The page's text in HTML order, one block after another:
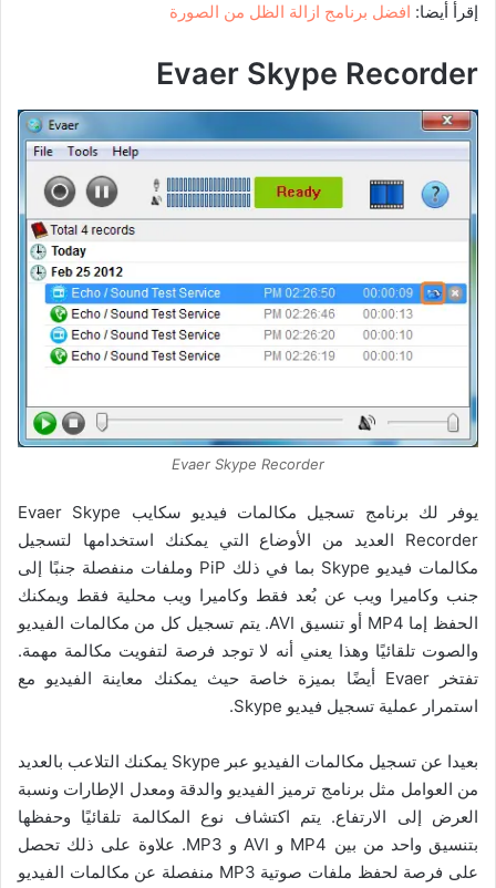
إقرأ أيضا: افضل برنامج ازالة الظل من الصورة
Evaer Skype Recorder
Evaer Skype Recorder
يوفر لك برنامج تسجيل مكالمات فيديو سكايب Evaer Skype
Recorder العديد من الأوضاع التي يمكنك استخدامها لتسجيل
مكالمات فيديو Skype بما في ذلك PiP وملفات منفصلة جنبًا إلى
جنب وكاميرا ويب عن بُعد فقط وكاميرا ويب محلية فقط ويمكنك
الحفظ إما MP4 أو تنسيق AVI. يتم تسجيل كل من مكالمات الفيديو
والصوت تلقائيًا وهذا يعني أنه لا توجد فرصة لتفويت مكالمة مهمة.
تفتخر Evaer أيضًا بميزة خاصة حيث يمكنك معاينة الفيديو مع
استمرار عملية تسجيل فيديو Skype.
بعيدا عن تسجيل مكالمات الفيديو عبر Skype يمكنك التلاعب بالعديد
من العوامل مثل برنامج ترميز الفيديو والدقة ومعدل الإطارات ونسبة
العرض إلى الارتفاع. يتم اكتشاف نوع المكالمة تلقائيًا وحفظها
بتنسيق واحد من بين MP4 و AVI و MP3. علاوة على ذلك تحصل
على فرصة لحفظ ملفات صوتية MP3 منفصلة عن مكالمات الفيديو